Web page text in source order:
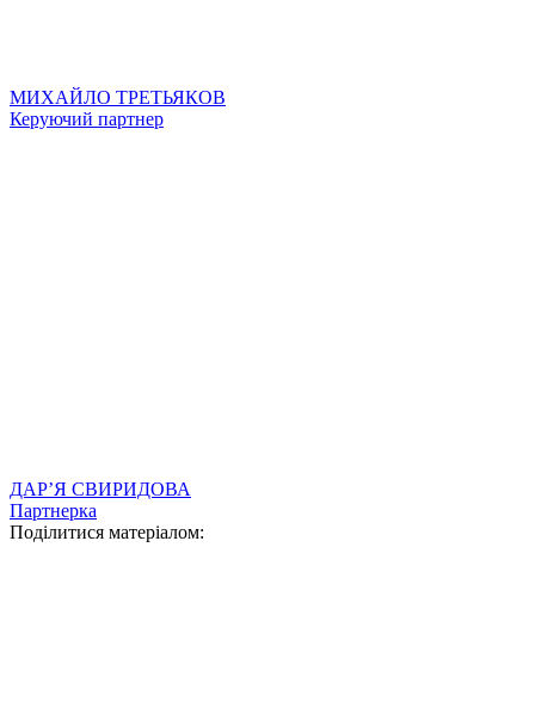
МИХАЙЛО ТРЕТЬЯКОВ
Керуючий партнер
ДАР’Я СВИРИДОВА
Партнерка
Поділитися матеріалом: